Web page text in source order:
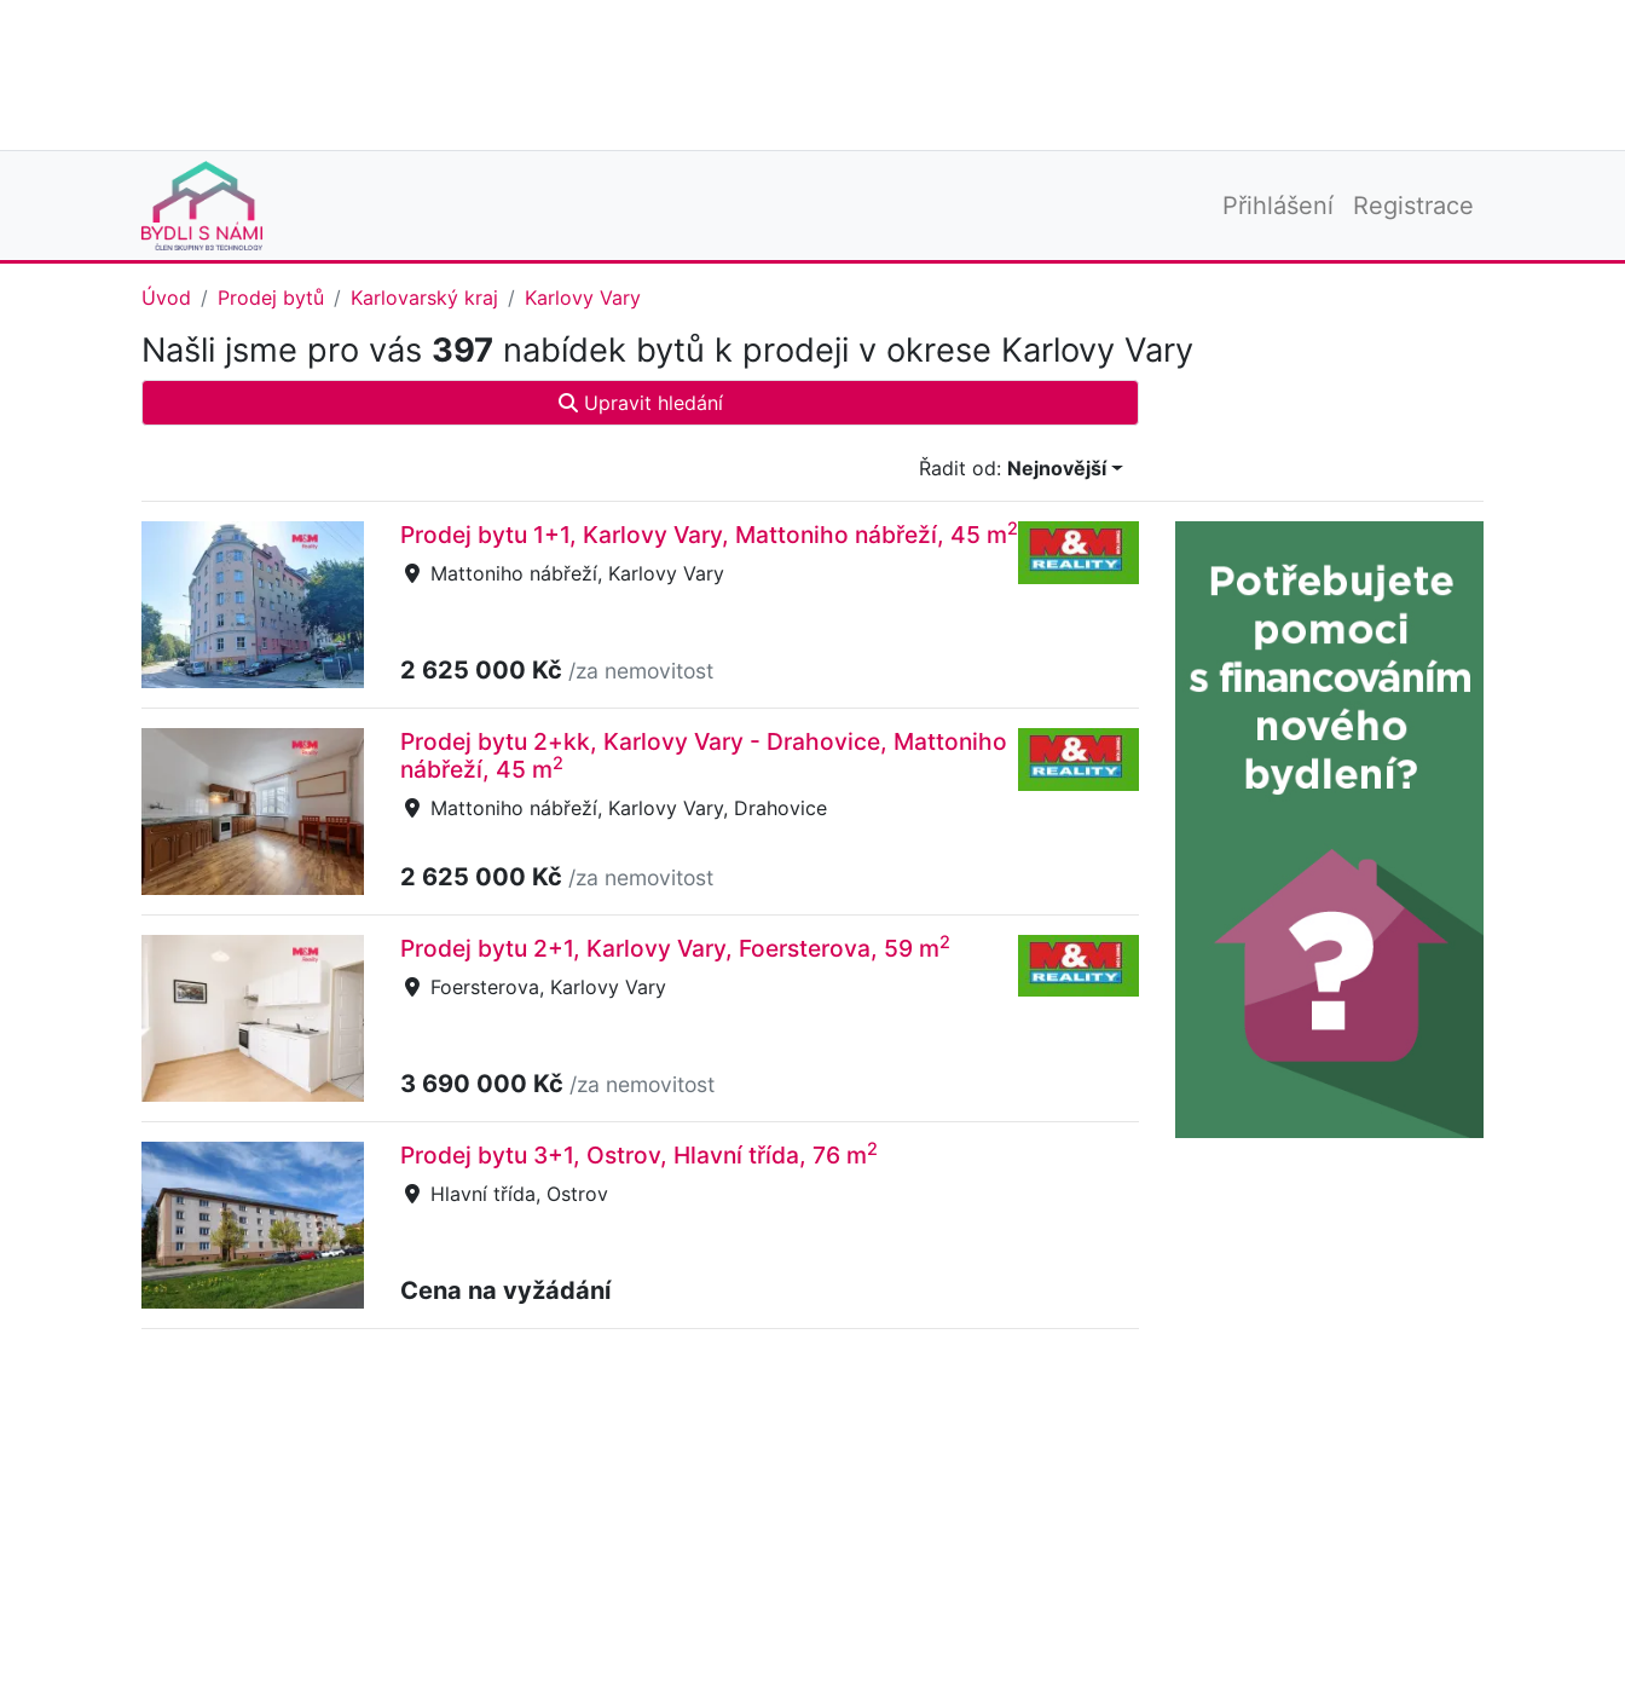
Přihlášení Registrace
Úvod Prodej bytů Karlovarský kraj Karlovy Vary
Našli jsme pro vás 397 nabídek bytů k prodeji v okrese Karlovy Vary
Upravit hledání
Řadit od: Nejnovější
Prodej bytu 1+1, Karlovy Vary, Mattoniho nábřeží, 45 m2
Mattoniho nábřeží, Karlovy Vary
2 625 000 Kč /za nemovitost
Prodej bytu 2+kk, Karlovy Vary - Drahovice, Mattoniho
nábřeží, 45 m2
Mattoniho nábřeží, Karlovy Vary, Drahovice
2 625 000 Kč /za nemovitost
Prodej bytu 2+1, Karlovy Vary, Foersterova, 59 m2
Foersterova, Karlovy Vary
3 690 000 Kč /za nemovitost
Prodej bytu 3+1, Ostrov, Hlavní třída, 76 m2
Hlavní třída, Ostrov
Cena na vyžádání